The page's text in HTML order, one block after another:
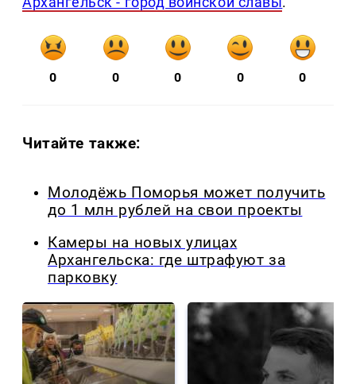
0 0 0 0 0
Читайте также:
Молодёжь Поморья может получить
до 1 млн рублей на свои проекты
Камеры на новых улицах
Архангельска: где штрафуют за
парковку